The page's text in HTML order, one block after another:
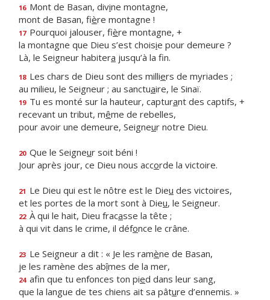
16 Mont de Basan, divine montagne,
mont de Basan, fière montagne !
17 Pourquoi jalouser, fière montagne, +
la montagne que Dieu s’est choisie pour demeure ?
Là, le Seigneur habitera jusqu’à la fin.
18 Les chars de Dieu sont des milliers de myriades ;
au milieu, le Seigneur ; au sanctuaire, le Sinaï.
19 Tu es monté sur la hauteur, capturant des captifs, +
recevant un tribut, même de rebelles,
pour avoir une demeure, Seigneur notre Dieu.
20 Que le Seigneur soit béni !
Jour après jour, ce Dieu nous accorde la victoire.
21 Le Dieu qui est le nôtre est le Dieu des victoires,
et les portes de la mort sont à Dieu, le Seigneur.
22 À qui le hait, Dieu fracasse la tête ;
à qui vit dans le crime, il défonce le crâne.
23 Le Seigneur a dit : « Je les ramène de Basan,
je les ramène des abîmes de la mer,
24 afin que tu enfonces ton pied dans leur sang,
que la langue de tes chiens ait sa pâture d’ennemis. »